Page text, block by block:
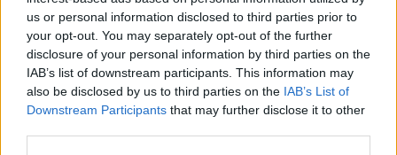
us or personal information disclosed to third parties prior to
your opt-out. You may separately opt-out of the further
disclosure of your personal information by third parties on the
IAB’s list of downstream participants. This information may
also be disclosed by us to third parties on the IAB’s List of
Downstream Participants that may further disclose it to other
rättvisande om inte alla lag har mött varandra, lika många gånger.
Det här är ett stort avsteg från den sportsliga europeiska
modellen, mot den ekonomiska amerikanska entertainment-
modellen.
Katastrof.
Citera